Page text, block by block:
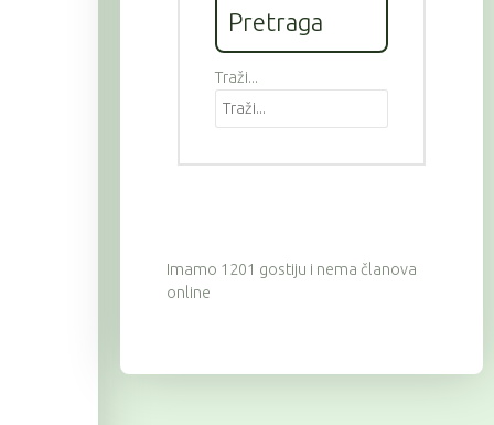
Pretraga
Traži...
Imamo 1201 gostiju i nema članova
online